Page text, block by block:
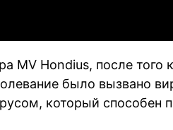
MV Hondius, после того
было вызвано
который способен